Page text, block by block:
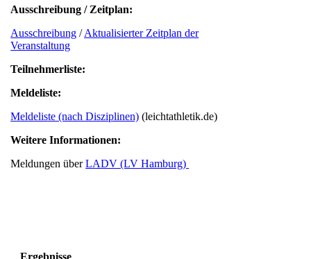
Ausschreibung / Zeitplan:
Ausschreibung /Aktualisierter Zeitplan der
Veranstaltung
Teilnehmerliste:
Meldeliste:
Meldeliste (nach Disziplinen) (leichtathletik.de)
Weitere Informationen:
Meldungen überLADV (LV Hamburg)
Ergebnisse